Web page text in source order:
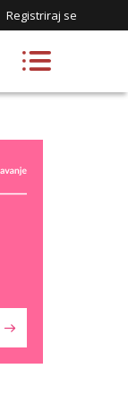
Registriraj se